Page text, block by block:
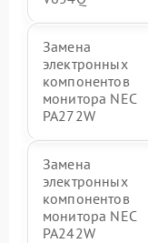
Замена
электронных
компонентов
монитора NEC
PA272W
Замена
электронных
компонентов
монитора NEC
PA242W